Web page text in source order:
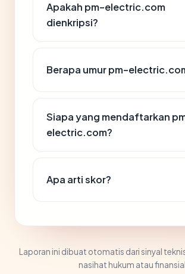
Apakah pm-electric.com
dienkripsi?
Berapa umur pm-
Siapa yang mendaftarkan
electric.com?
Apa arti skor?
Laporan ini dibuat otomatis dari sinyal
nasihat hukum atau finansial.